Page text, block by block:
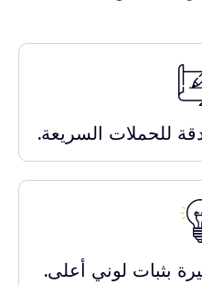
للحملات السريعة.